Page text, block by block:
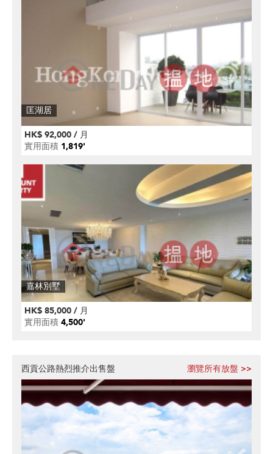
匡湖居
HK$ 92,000 / 月
實用面積 1,819'
嘉林別墅
HK$ 85,000 / 月
實用面積 4,500'
西貢公路熱烈推介出售盤 瀏覽所有放盤 >>